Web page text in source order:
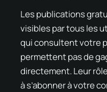
Les publications
visibles par tous les
qui consultent votre
permettent pas de
directement. Leur
à s’abonner à votre